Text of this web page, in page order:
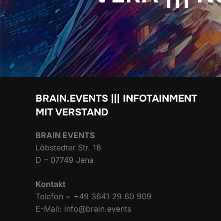
BRAIN.EVENTS ||| INFOTAINMENT
MIT VERSTAND
BRAIN EVENTS
Löbstedter Str. 18
D – 07749 Jena
Kontakt
Telefon = +49 3641 29 60 909
E-Mail: info@brain.events